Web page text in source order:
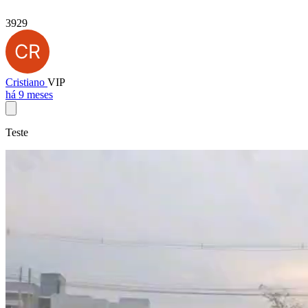
3929
Cristiano VIP
há 9 meses
Teste